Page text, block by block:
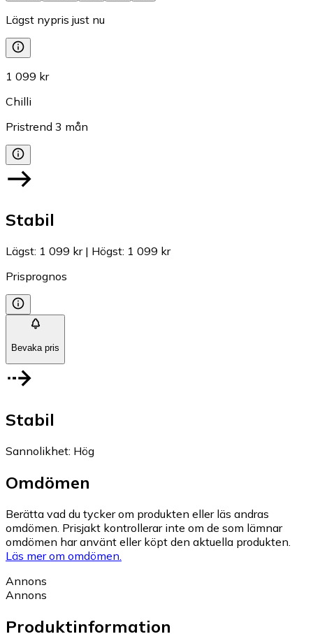
Lägst nypris just nu
1 099 kr
Chilli
Pristrend 3 mån
Stabil
Lägst: 1 099 kr| Högst: 1 099 kr
Prisprognos
Bevaka pris
Stabil
Sannolikhet: Hög
Omdömen
Berätta vad du tycker om produkten eller läs andras
omdömen. Prisjakt kontrollerar inte om de som lämnar
omdömen har använt eller köpt den aktuella produkten.
Läs mer om omdömen.
Annons
Annons
Produktinformation